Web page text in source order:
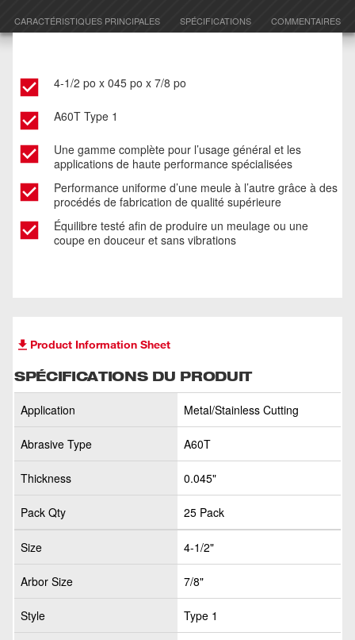
CARACTÉRISTIQUES PRINCIPALES SPÉCIFICATIONS COMMENTAIRES
4-1/2 po x 045 po x 7/8 po
A60T Type 1
Une gamme complète pour l’usage général et les
applications de haute performance spécialisées
Performance uniforme d’une meule à l’autre grâce à des
procédés de fabrication de qualité supérieure
Équilibre testé afin de produire un meulage ou une
coupe en douceur et sans vibrations
Product Information Sheet
SPÉCIFICATIONS DU PRODUIT
Application Metal/Stainless Cutting
Abrasive Type A60T
Thickness 0.045"
Pack Qty 25 Pack
Size 4-1/2"
Arbor Size 7/8"
Style Type 1